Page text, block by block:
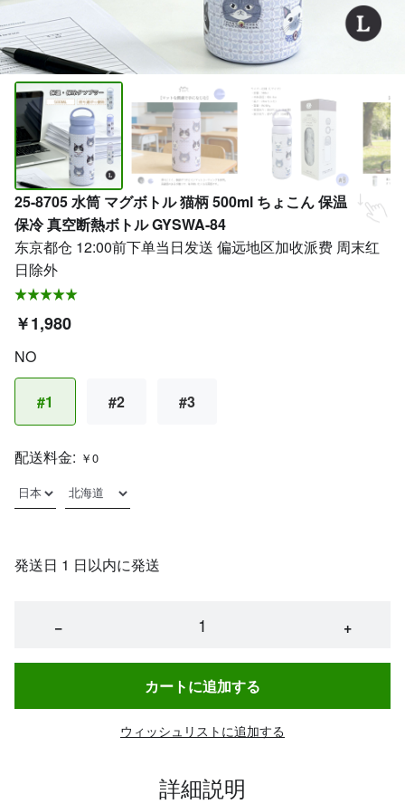
25-8705 水筒 マグボトル 猫柄 500ml ちょこん 保温
保冷 真空断熱ボトル GYSWA-84
东京都仓 12:00前下单当日发送 偏远地区加收派费 周末红
日除外
￥1,980
NO
#1 #2 #3
配送料金: ￥0
発送日 1 日以内に発送
− +
カートに追加する
ウィッシュリストに追加する
詳細説明